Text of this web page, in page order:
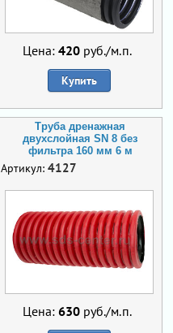
Цена: 420 руб./м.п.
Купить
Труба дренажная
двухслойная SN 8 без
фильтра 160 мм 6 м
Артикул: 4127
Цена: 630 руб./м.п.